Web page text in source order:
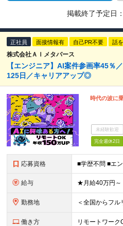
掲載終了予定日：
正社員 面接情報有 自己PR不要 話
株式会社ＡＩメタバース
【エンジニア】AI案件参画率45％
125日／キャリアアップ◎
時代の波に
未経験歓迎
完全週休2日
応募資格
給与
勤務地
働き方 リモートワーク